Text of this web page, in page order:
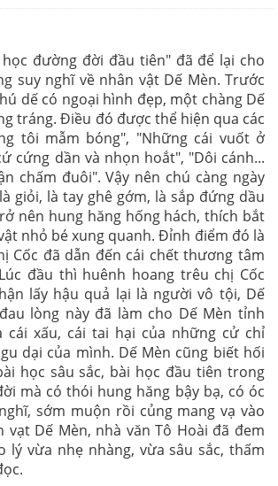
đường đời đầu tiên" đã để lại cho
suy nghĩ về nhân vật Dế Mèn. Trước
dế có ngoại hình đẹp, một chàng Dế
tráng. Điều đó được thể hiện qua các
tôi mẫm bóng", "Những cái vuốt ở
cứng dần và nhọn hoắt", "Dôi cánh...
chấm đuôi". Vậy nên chú càng ngày
giỏi, là tay ghê gớm, là sắp đứng dầu
nên hung hăng hống hách, thích bắt
nhỏ bé xung quanh. Đỉnh điểm đó là
Cốc đã dẫn đến cái chết thương tâm
đầu thì huênh hoang trêu chị Cốc
lấy hậu quả lại là người vô tội, Dế
lòng này đã làm cho Dế Mèn tỉnh
cái xấu, cái tai hại của những cử chỉ
dại của mình. Dế Mèn cũng biết hối
học sâu sắc, bài học đầu tiên trong
mà có thói hung hăng bậy bạ, có óc
sớm muộn rồi củng mang vạ vào
vạt Dế Mèn, nhà văn Tô Hoài đã đem
lý vừa nhẹ nhàng, vừa sâu sắc, thấm